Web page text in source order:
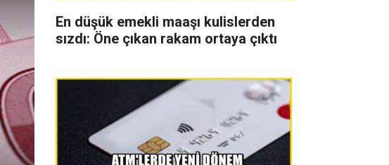
En düşük emekli maaşı kulislerden
sızdı: Öne çıkan rakam ortaya çıktı